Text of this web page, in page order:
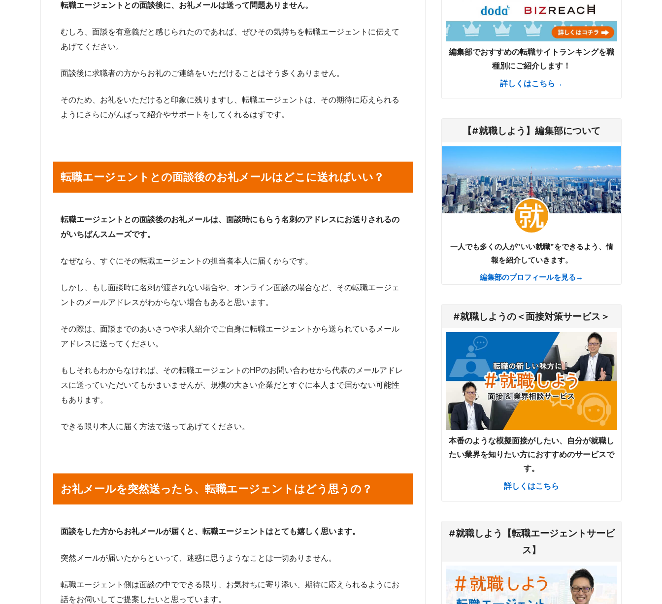
転職エージェントとの面談後に、お礼メールは送って問題ありません。
むしろ、面談を有意義だと感じられたのであれば、ぜひその気持ちを転職エージェントに伝えて
あげてください。
面談後に求職者の方からお礼のご連絡をいただけることはそう多くありません。
そのため、お礼をいただけると印象に残りますし、転職エージェントは、その期待に応えられる
ようにさらにがんばって紹介やサポートをしてくれるはずです。
転職エージェントとの面談後のお礼メールはどこに送ればいい？
転職エージェントとの面談後のお礼メールは、面談時にもらう名刺のアドレスにお送りされるの
がいちばんスムーズです。
なぜなら、すぐにその転職エージェントの担当者本人に届くからです。
しかし、もし面談時に名刺が渡されない場合や、オンライン面談の場合など、その転職エージェ
ントのメールアドレスがわからない場合もあると思います。
その際は、面談までのあいさつや求人紹介でご自身に転職エージェントから送られているメール
アドレスに送ってください。
もしそれもわからなければ、その転職エージェントのHPのお問い合わせから代表のメールアドレ
スに送っていただいてもかまいませんが、規模の大きい企業だとすぐに本人まで届かない可能性
もあります。
できる限り本人に届く方法で送ってあげてください。
お礼メールを突然送ったら、転職エージェントはどう思うの？
面談をした方からお礼メールが届くと、転職エージェントはとても嬉しく思います。
突然メールが届いたからといって、迷惑に思うようなことは一切ありません。
転職エージェント側は面談の中でできる限り、お気持ちに寄り添い、期待に応えられるようにお
話をお伺いしてご提案したいと思っています。
編集部でおすすめの転職サイトランキングを職
種別にご紹介します！
詳しくはこちら→
【#就職しよう】編集部について
一人でも多くの人が”いい就職”をできるよう、情
報を紹介していきます。
編集部のプロフィールを見る→
#就職しようの＜面接対策サービス＞
本番のような模擬面接がしたい、自分が就職し
たい業界を知りたい方におすすめのサービスで
す。
詳しくはこちら
#就職しよう【転職エージェントサービ
ス】